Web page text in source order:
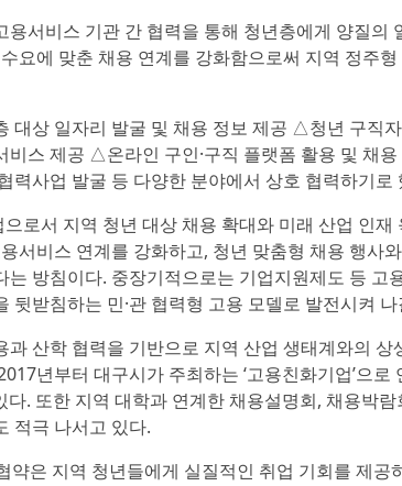
서비스 기관 간 협력을 통해 청년층에게 양질의
요에 맞춘 채용 연계를 강화함으로써 지역 정주
대상 일자리 발굴 및 채용 정보 제공 △청년 구직
비스 제공 △온라인 구인·구직 플랫폼 활용 및 채
력사업 발굴 등 다양한 분야에서 상호 협력하기로
로서 지역 청년 대상 채용 확대와 미래 산업 인
서비스 연계를 강화하고, 청년 맞춤형 채용 행사
방침이다. 중장기적으로는 기업지원제도 등 고
뒷받침하는 민·관 협력형 고용 모델로 발전시켜
산학 협력을 기반으로 지역 산업 생태계와의
년부터 대구시가 주최하는 ‘고용친화기업’으
. 또한 지역 대학과 연계한 채용설명회, 채용박
적극 나서고 있다.
약은 지역 청년들에게 실질적인 취업 기회를 제